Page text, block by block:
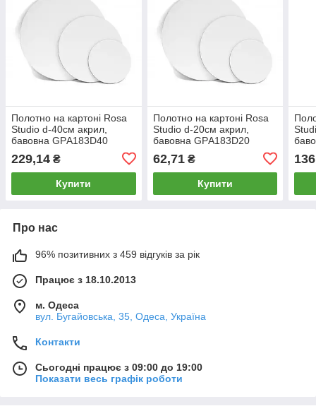
Полотно на картоні Rosa
Studio d-40см акрил,
бавовна GPА183D40
229,14 ₴
Купити
Полотно на картоні Rosa
Studio d-20см акрил,
бавовна GPА183D20
62,71₴
Купити
Про нас
96% позитивних з 459 відгуків за рік
Працює з 18.10.2013
м. Одеса
вул. Бугайовська, 35, Одеса, Україна
Контакти
Сьогодні працює з 09:00 до 19:00
Показати весь графік роботи